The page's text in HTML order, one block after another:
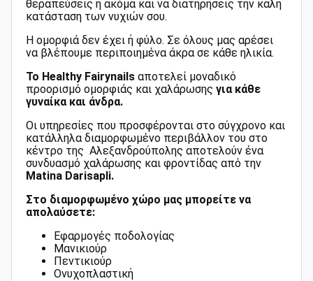
θεραπεύσεις ή ακόμα και να διατηρήσεις την καλή
κατάσταση των νυχιών σου.
Η ομορφιά δεν έχει ή φύλο. Σε όλους μας αρέσει
να βλέπουμε περιποιημένα άκρα σε κάθε ηλικία.
Το Healthy Fairynails αποτελεί μοναδικό
προορισμό ομορφιάς και χαλάρωσης για κάθε
γυναίκα και άνδρα.
Οι υπηρεσίες που προσφέρονται στο σύγχρονο και
κατάλληλα διαμορφωμένο περιβάλλον του στο
κέντρο της Aλεξανδρούπολης αποτελούν ένα
συνδυασμό χαλάρωσης και φροντίδας από την
Matina Darisapli.
Στο διαμορφωμένο χώρο μας μπορείτε να
απολαύσετε:
Eφαρμογές ποδολογίας
Μανικιούρ
Πεντικιούρ
Ονυχοπλαστική